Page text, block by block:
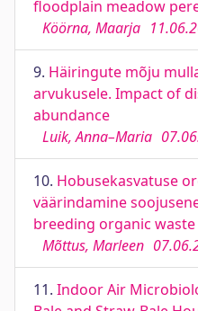
floodplain meadow
Köörna, Maarja
9. Häiringute mõju
arvukusele. Impact of
abundance
Luik, Anna–Maria
10. Hobusekasvatuse
väärindamine
breeding organic
Mõttus, Marleen
11. Indoor Air